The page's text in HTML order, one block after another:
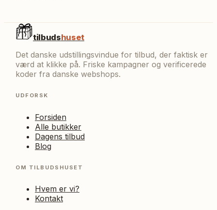
tilbudshuset
Det danske udstillingsvindue for tilbud, der faktisk er
værd at klikke på. Friske kampagner og verificerede
koder fra danske webshops.
UDFORSK
Forsiden
Alle butikker
Dagens tilbud
Blog
OM TILBUDSHUSET
Hvem er vi?
Kontakt